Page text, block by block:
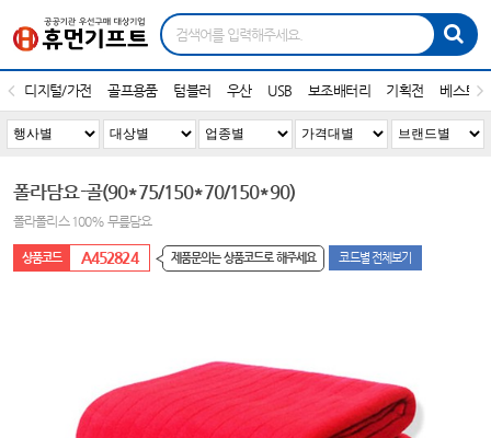
디지털/가전 골프용품 텀블러 우산 USB 보조배터리 기획전 베스트
폴라담요-골(90*75/150*70/150*90)
폴라폴리스 100% 무릎담요
A452824 제품문의는 상품코드로 해주세요 코드별 전체보기